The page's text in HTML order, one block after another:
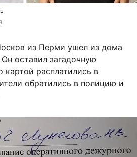
из Перми ушел из дома
оставил загадочную
картой расплатились в
обратились в полицию и